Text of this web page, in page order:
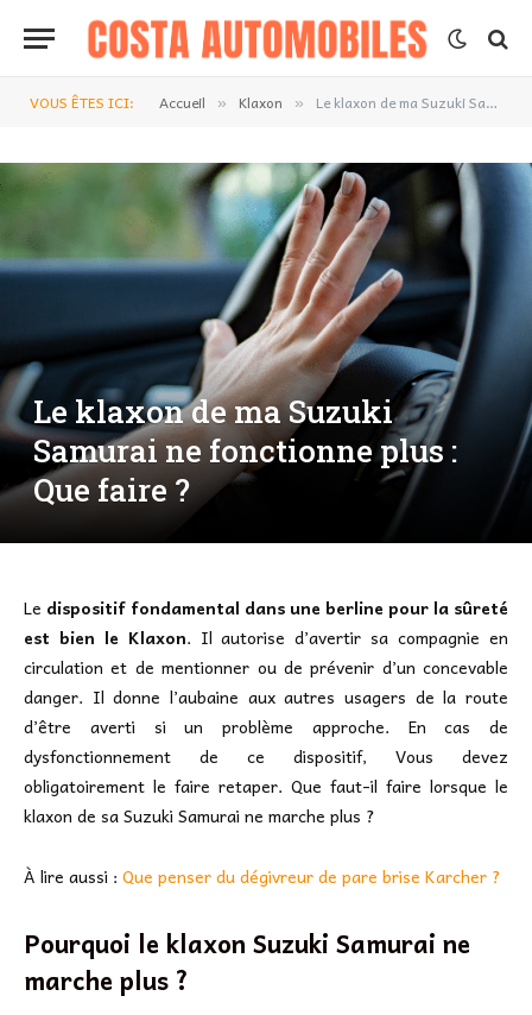
VOUS ÊTES ICI: Accueil » Klaxon » Le klaxon de ma Suzuki Samurai ne fonctionne plus : Que faire ?
Le klaxon de ma Suzuki
Samurai ne fonctionne plus :
Que faire ?
Le dispositif fondamental dans une berline pour la sûreté
est bien le Klaxon. Il autorise d’avertir sa compagnie en
circulation et de mentionner ou de prévenir d’un concevable
danger. Il donne l’aubaine aux autres usagers de la route
d’être averti si un problème approche. En cas de
dysfonctionnement de ce dispositif, Vous devez
obligatoirement le faire retaper. Que faut-il faire lorsque le
klaxon de sa Suzuki Samurai ne marche plus ?
À lire aussi : Que penser du dégivreur de pare brise Karcher ?
Pourquoi le klaxon Suzuki Samurai ne
marche plus ?